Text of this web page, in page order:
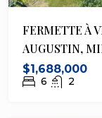
FERMETTE À
AUGUSTIN,
$1,688,000
6 2